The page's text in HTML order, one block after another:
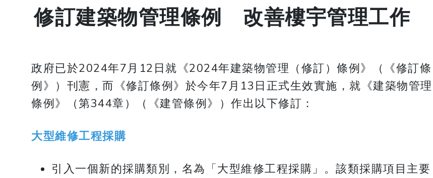
修訂建築物管理條例 改善樓宇管理工作
政府已於2024年7月12日就《2024年建築物管理（修訂）條例》（《修訂條
例》）刊憲，而《修訂條例》於今年7月13日正式生效實施，就《建築物管理
條例》（第344章）（《建管條例》）作出以下修訂：
大型維修工程採購
引入一個新的採購類別，名為「大型維修工程採購」。該類採購項目主要